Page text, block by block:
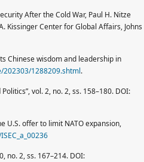
After the Cold War, Paul H. Nitze
Kissinger Center for Global Affairs, Johns
Chinese wisdom and leadership in
1288209.shtml.
vol. 2, no. 2, ss. 158–180. DOI:
U.S. offer to limit NATO expansion,
no. 2, ss. 167–214. DOI: